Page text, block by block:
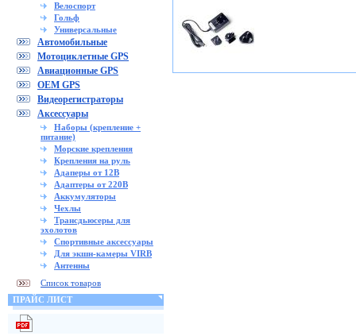
Велоспорт
Гольф
Универсальные
Автомобильные
Мотоциклетные GPS
Авиационные GPS
OEM GPS
Видеорегистраторы
Аксессуары
Наборы (крепление +
питание)
Морские крепления
Крепления на руль
Адаперы от 12В
Адаптеры от 220В
Аккумуляторы
Чехлы
Трансдьюсеры для
эхолотов
Спортивные аксессуары
Для экшн-камеры VIRB
Антенны
Список товаров
ПРАЙС ЛИСТ